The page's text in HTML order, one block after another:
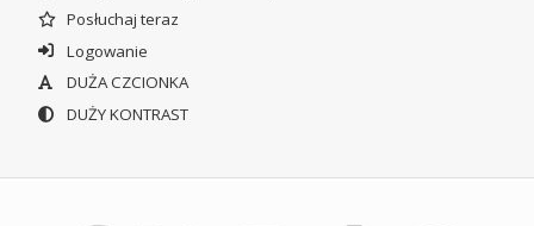
Posłuchaj teraz
Logowanie
DUŻA CZCIONKA
DUŻY KONTRAST